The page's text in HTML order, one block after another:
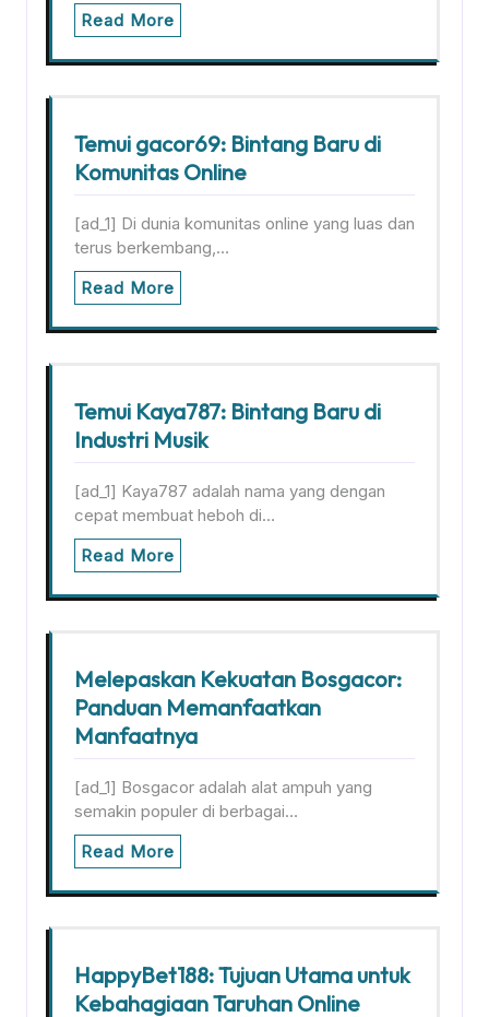
Read More
Temui gacor69: Bintang Baru di
Komunitas Online
[ad_1] Di dunia komunitas online yang luas dan
terus berkembang,…
Read More
Temui Kaya787: Bintang Baru di
Industri Musik
[ad_1] Kaya787 adalah nama yang dengan
cepat membuat heboh di…
Read More
Melepaskan Kekuatan Bosgacor:
Panduan Memanfaatkan
Manfaatnya
[ad_1] Bosgacor adalah alat ampuh yang
semakin populer di berbagai…
Read More
HappyBet188: Tujuan Utama untuk
Kebahagiaan Taruhan Online